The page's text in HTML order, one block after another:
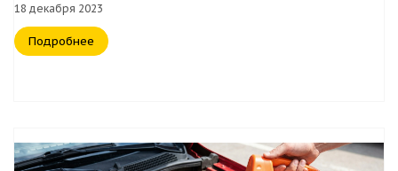
18 декабря 2023
Подробнее